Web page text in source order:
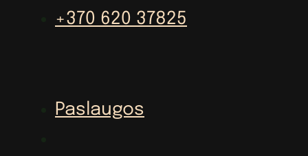
+370 620 37825
Paslaugos